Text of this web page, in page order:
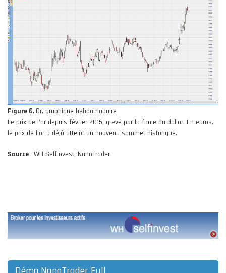
Figure 6. Or, graphique hebdomadaire
Le prix de l'or depuis février 2015, grevé par la force du dollar. En euros,
le prix de l'or a déjà atteint un nouveau sommet historique.
Source : WH SelfInvest, NanoTrader